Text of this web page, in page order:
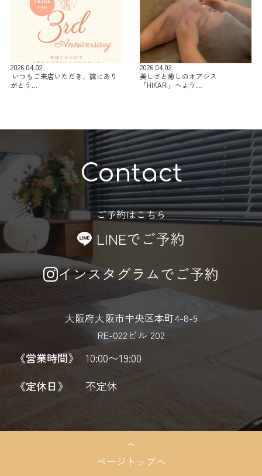
2026.04.02
⁡ いつもご来店いただき、誠にあり
がとう…
2026.04.02
美しさと癒しのオアシス
「HIKARI」へよう…
Contact
ご予約はこちら
LINEでご予約
インスタグラムでご予約
大阪府大阪市中央区本町4-8-9
RE-022ビル 202
《営業時間》
10:00〜19:00
《定休日》
不定休
ページトップへ